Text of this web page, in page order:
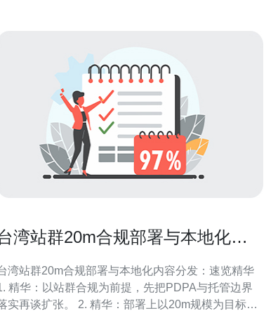
湾站群20m合规部署与本地化内
湾站群20m合规部署与本地化内容分发：速览精华
精华：以站群合规为前提，先把PDPA与托管边界
实再谈扩张。 2. 精华：部署上以20m规模为目标，